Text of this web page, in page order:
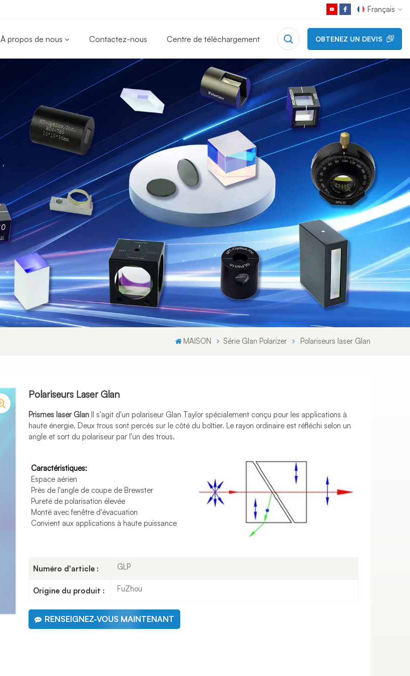
Français
Français
Русский
Español
日本語
한국어
中文
Svenska språket
Lietuvos kalba
À propos de nous Contactez-nous Centre de téléchargement OBTENEZ UN DEVIS
MAISON Série Glan Polarizer Polariseurs laser Glan
Polariseurs Laser Glan
Prismes laser GlanIl s'agit d'un polariseur Glan Taylor spécialement conçu pour les applications à
haute énergie. Deux trous sont percés sur le côté du boîtier. Le rayon ordinaire est réfléchi selon un
angle et sort du polariseur par l'un des trous.
Caractéristiques:
Espace aérien
Près de l'angle de coupe de Brewster
Pureté de polarisation élevée
Monté avec fenêtre d'évacuation
Convient aux applications à haute puissance
Numéro d'article : GLP
Origine du produit : FuZhou
RENSEIGNEZ-VOUS MAINTENANT